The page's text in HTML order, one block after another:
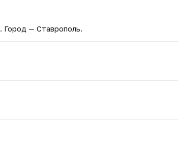
. Город — Ставрополь.